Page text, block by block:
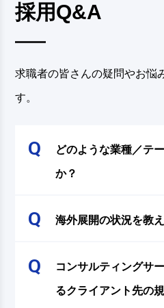
採用Q&A
求職者の皆さんの疑問やお悩
す。
どのような業種／テ
か？
海外展開の状況を教
コンサルティングサ
るクライアント先の